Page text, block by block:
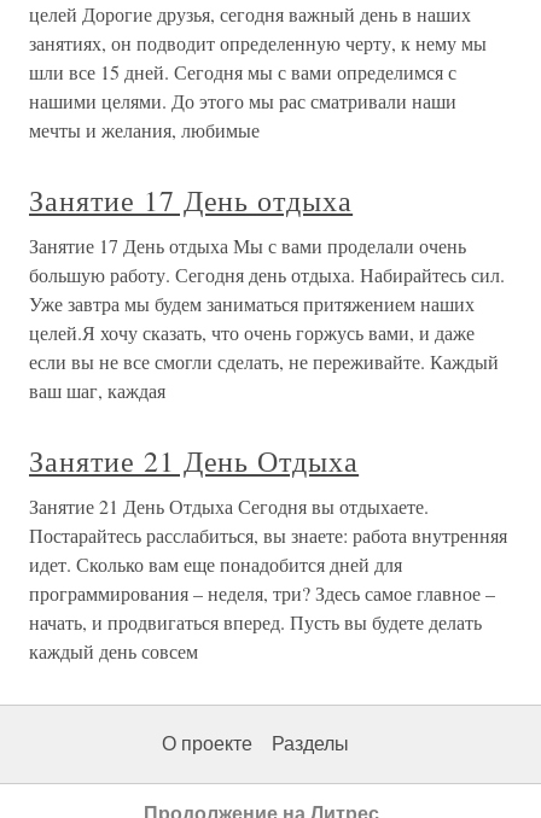
целей Дорогие друзья, сегодня важный день в наших
занятиях, он подводит определенную черту, к нему мы
шли все 15 дней. Сегодня мы с вами определимся с
нашими целями. До этого мы рас сматривали наши
мечты и желания, любимые
Занятие 17 День отдыха
Занятие 17 День отдыха Мы с вами проделали очень
большую работу. Сегодня день отдыха. Набирайтесь сил.
Уже завтра мы будем заниматься притяжением наших
целей.Я хочу сказать, что очень горжусь вами, и даже
если вы не все смогли сделать, не переживайте. Каждый
ваш шаг, каждая
Занятие 21 День Отдыха
Занятие 21 День Отдыха Сегодня вы отдыхаете.
Постарайтесь расслабиться, вы знаете: работа внутренняя
идет. Сколько вам еще понадобится дней для
программирования – неделя, три? Здесь самое главное –
начать, и продвигаться вперед. Пусть вы будете делать
каждый день совсем
О проекте Разделы
Продолжение на Литрес